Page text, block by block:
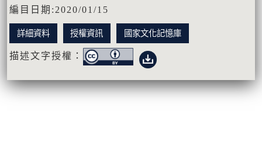
編目日期:2020/01/15
詳細資料 授權資訊 國家文化記憶庫
描述文字授權：